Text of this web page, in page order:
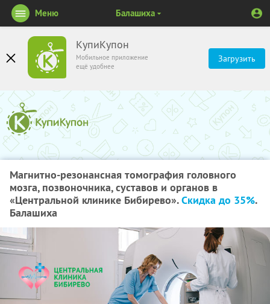
КупиКупон
Мобильное приложение
ещё удобнее
Загрузить
Меню Балашиха
Магнитно-резонансная томография головного
мозга, позвоночника, суставов и органов в
«Центральной клинике Бибирево».Скидка до 35%.
Балашиха